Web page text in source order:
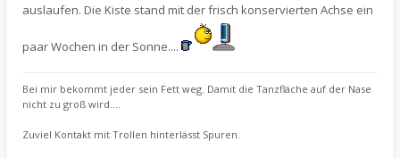
auslaufen. Die Kiste stand mit der frisch konservierten Achse ein
paar Wochen in der Sonne....
Bei mir bekommt jeder sein Fett weg. Damit die Tanzfläche auf der Nase
nicht zu groß wird....
Zuviel Kontakt mit Trollen hinterlässt Spuren.